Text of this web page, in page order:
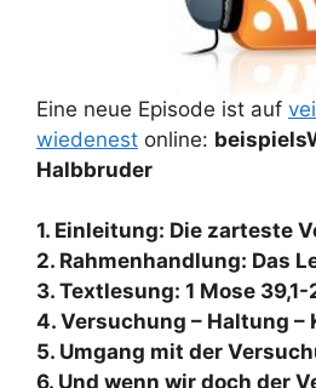
Eine neue Episode ist auf
wiedenest online:
Halbbruder
1. Einleitung: Die zarteste
2. Rahmenhandlung: Das
3. Textlesung: 1 Mose 39,1-
4. Versuchung – Haltung –
5. Umgang mit der
6. Und wenn wir doch der